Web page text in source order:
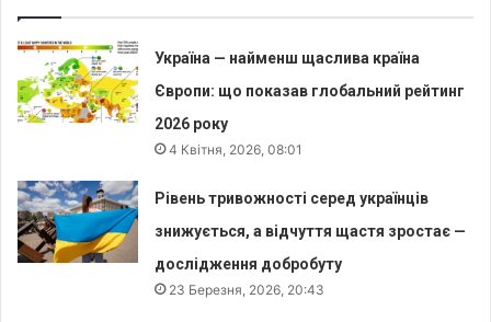
Україна — найменш щаслива країна
Європи: що показав глобальний рейтинг
2026 року
4 Квітня, 2026, 08:01
Рівень тривожності серед українців
знижується, а відчуття щастя зростає —
дослідження добробуту
23 Березня, 2026, 20:43